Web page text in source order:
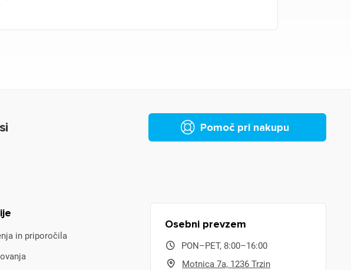
Pomoč pri nakupu
in priporočila
Osebni prevzem
PON–PET, 8:00–16:00
Motnica 7a, 1236 Trzin